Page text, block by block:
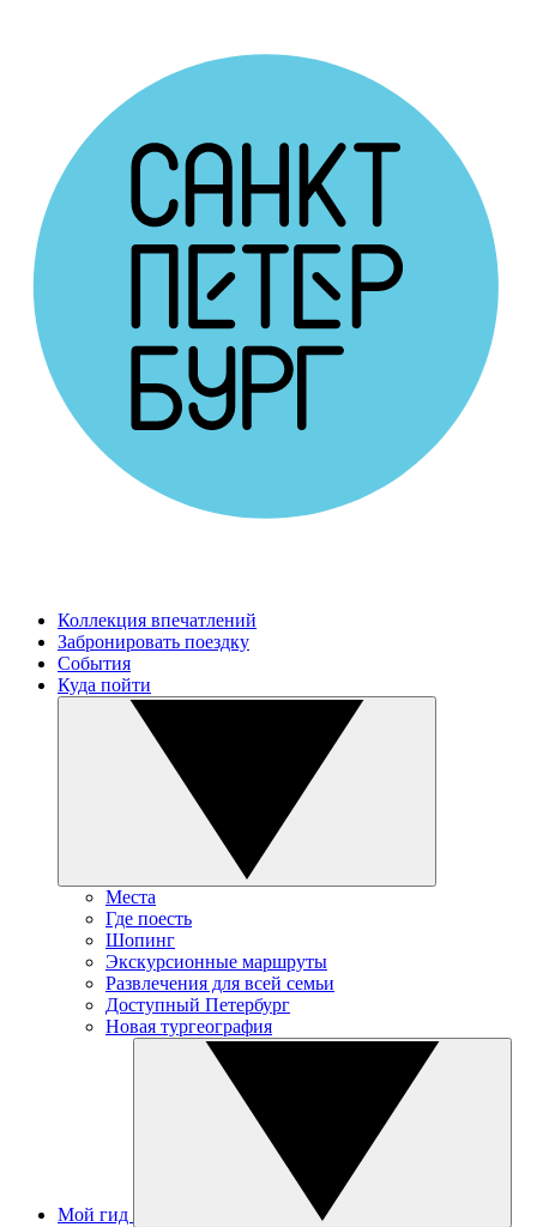
Коллекция впечатлений
Забронировать поездку
События
Куда пойти
Места
Где поесть
Шопинг
Экскурсионные маршруты
Развлечения для всей семьи
Доступный Петербург
Новая тургеография
Мой гид